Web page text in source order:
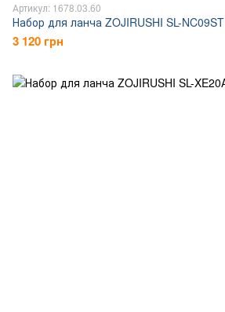
Артикул: 1678.03.60
Набор для ланча ZOJIRUSHI SL-NC09ST
3 120 грн